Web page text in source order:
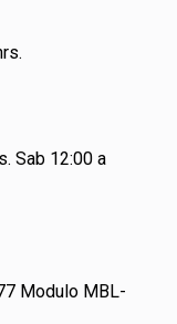
Sab 12:00 a
Modulo MBL-